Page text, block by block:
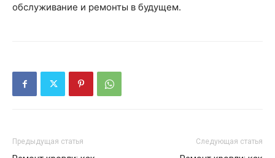
обслуживание и ремонты в будущем.
Предыдущая статья Следующая статья